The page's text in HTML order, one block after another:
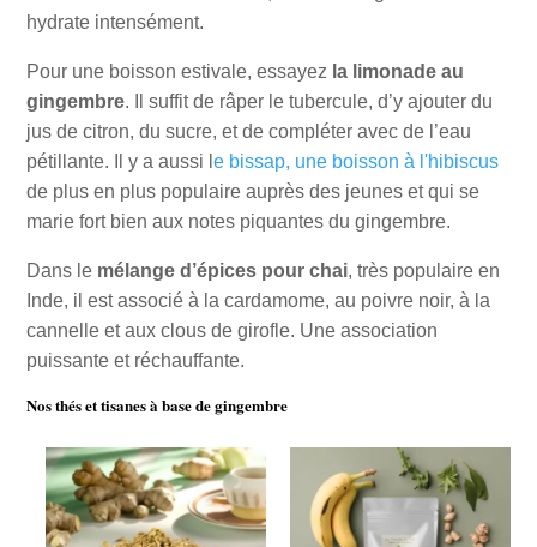
hydrate intensément.
Pour une boisson estivale, essayez la limonade au
gingembre. Il suffit de râper le tubercule, d’y ajouter du
jus de citron, du sucre, et de compléter avec de l’eau
pétillante. Il y a aussi l e bissap, une boisson à l'hibiscus
de plus en plus populaire auprès des jeunes et qui se
marie fort bien aux notes piquantes du gingembre.
Dans le mélange d’épices pour chai, très populaire en
Inde, il est associé à la cardamome, au poivre noir, à la
cannelle et aux clous de girofle. Une association
puissante et réchauffante.
Nos thés et tisanes à base de gingembre